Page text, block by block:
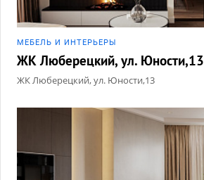
МЕБЕЛЬ И ИНТЕРЬЕРЫ
ЖК Люберецкий, ул. Юности,13
ЖК Люберецкий, ул. Юности,13